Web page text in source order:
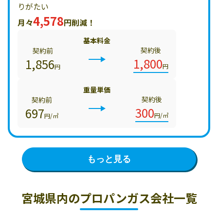
りがたい
月々4,578円削減！
基本料金
契約前
1,856円
契約後
1,800円
重量単価
契約前
697円/㎥
契約後
300円/㎥
もっと見る
宮城県内のプロパンガス会社一覧